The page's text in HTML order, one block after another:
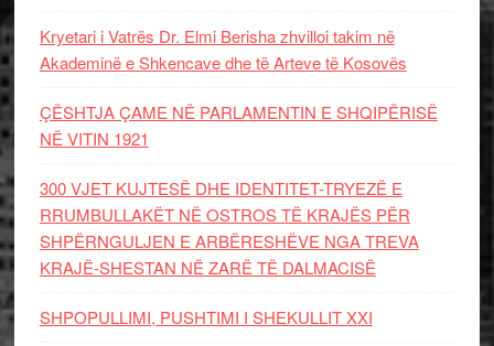
Kryetari i Vatrës Dr. Elmi Berisha zhvilloi takim në
Akademinë e Shkencave dhe të Arteve të Kosovës
ÇËSHTJA ÇAME NË PARLAMENTIN E SHQIPËRISË
NË VITIN 1921
300 VJET KUJTESË DHE IDENTITET-TRYEZË E
RRUMBULLAKËT NË OSTROS TË KRAJËS PËR
SHPËRNGULJEN E ARBËRESHËVE NGA TREVA
KRAJË-SHESTAN NË ZARË TË DALMACISË
SHPOPULLIMI, PUSHTIMI I SHEKULLIT XXI